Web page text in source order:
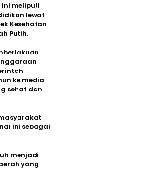
meliputi
lewat
Kesehatan
Putih.
ke media
sehat dan
ini sebagai
menjadi
yang